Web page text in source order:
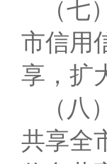
（
市信用
享，扩
（
共享全